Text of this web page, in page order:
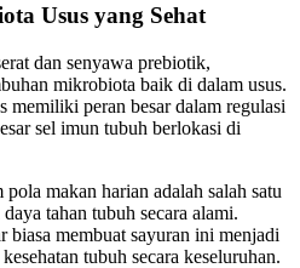
Usus yang Sehat
dan senyawa prebiotik,
mikrobiota baik di dalam usus.
memiliki peran besar dalam regulasi
sel imun tubuh berlokasi di
makan harian adalah salah satu
tahan tubuh secara alami.
membuat sayuran ini menjadi
tubuh secara keseluruhan.